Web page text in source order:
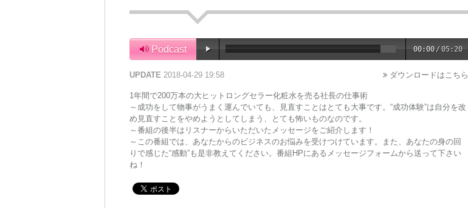
Podcast 00:00 /05:20
ダウンロードはこちら
UPDATE 2018-04-29 19:58
1年間で200万本の大ヒットロングセラー化粧水を売る社長の仕事術
～成功をして物事がうまく運んでいても、見直すことはとても大事です。“成功体験”は自分を改
め見直すことをやめようとしてしまう、とても怖いものなのです。
～番組の後半はリスナーからいただいたメッセージをご紹介します！
～この番組では、あなたからのビジネスのお悩みを受けつけています。また、あなたの身の回
りで感じた“感動”も是非教えてください。番組HPにあるメッセージフォームから送って下さい
ね！